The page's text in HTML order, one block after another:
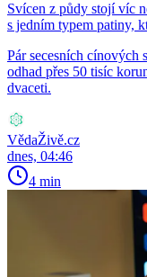
Svícen z půdy stojí víc
s jedním typem patiny,
Pár secesních cínových
odhad přes 50 tisíc
dvaceti.
VědaŽivě.cz
dnes, 04:46
4 min